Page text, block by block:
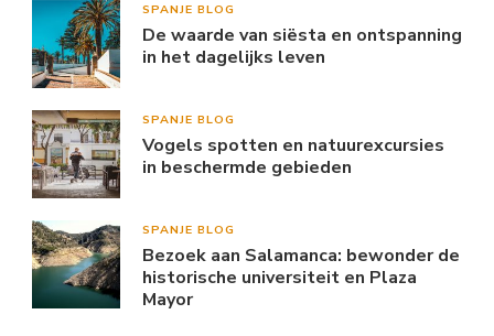
SPANJE BLOG
De waarde van siësta en ontspanning
in het dagelijks leven
SPANJE BLOG
Vogels spotten en natuurexcursies
in beschermde gebieden
SPANJE BLOG
Bezoek aan Salamanca: bewonder de
historische universiteit en Plaza
Mayor